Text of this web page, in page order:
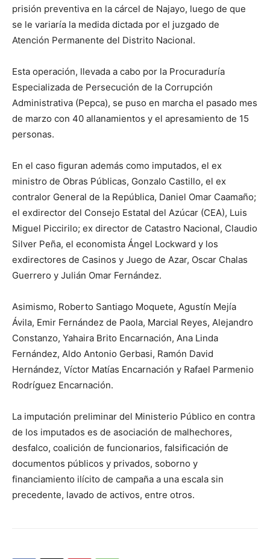
prisión preventiva en la cárcel de Najayo, luego de que
se le variaría la medida dictada por el juzgado de
Atención Permanente del Distrito Nacional.
Esta operación, llevada a cabo por la Procuraduría
Especializada de Persecución de la Corrupción
Administrativa (Pepca), se puso en marcha el pasado mes
de marzo con 40 allanamientos y el apresamiento de 15
personas.
En el caso figuran además como imputados, el ex
ministro de Obras Públicas, Gonzalo Castillo, el ex
contralor General de la República, Daniel Omar Caamaño;
el exdirector del Consejo Estatal del Azúcar (CEA), Luis
Miguel Piccirilo; ex director de Catastro Nacional, Claudio
Silver Peña, el economista Ángel Lockward y los
exdirectores de Casinos y Juego de Azar, Oscar Chalas
Guerrero y Julián Omar Fernández.
Asimismo, Roberto Santiago Moquete, Agustín Mejía
Ávila, Emir Fernández de Paola, Marcial Reyes, Alejandro
Constanzo, Yahaira Brito Encarnación, Ana Linda
Fernández, Aldo Antonio Gerbasi, Ramón David
Hernández, Víctor Matías Encarnación y Rafael Parmenio
Rodríguez Encarnación.
La imputación preliminar del Ministerio Público en contra
de los imputados es de asociación de malhechores,
desfalco, coalición de funcionarios, falsificación de
documentos públicos y privados, soborno y
financiamiento ilícito de campaña a una escala sin
precedente, lavado de activos, entre otros.